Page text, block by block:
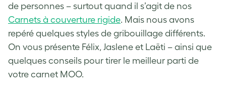
de personnes – surtout quand il s’agit de nos
Carnets à couverture rigide. Mais nous avons
repéré quelques styles de gribouillage différents.
On vous présente Félix, Jaslene et Laëti – ainsi que
quelques conseils pour tirer le meilleur parti de
votre carnet MOO.